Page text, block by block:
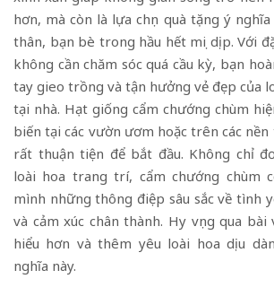
hơn, mà còn là lựa chọn quà tặng ý
thân, bạn bè trong hầu hết mọi dịp. Với
không cần chăm sóc quá cầu kỳ, bạn
tay gieo trồng và tận hưởng vẻ đẹp của
tại nhà. Hạt giống cẩm chướng chùm
biến tại các vườn ươm hoặc trên các
rất thuận tiện để bắt đầu. Không chỉ
loài hoa trang trí, cẩm chướng chùm
mình những thông điệp sâu sắc về tình
và cảm xúc chân thành. Hy vọng qua
hiểu hơn và thêm yêu loài hoa dịu
nghĩa này.